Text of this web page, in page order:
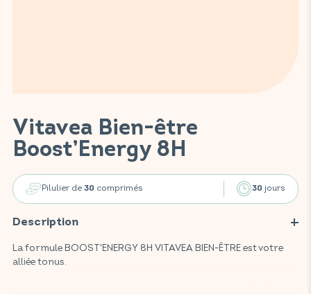
Vitavea Bien-être
Boost’Energy 8H
Pilulier de 30 comprimés 30 jours
Description
La formule BOOST'ENERGY 8H VITAVEA BIEN-ÊTRE est votre
alliée tonus.